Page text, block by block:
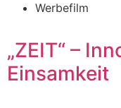
Werbefilm
„ZEIT“ –
Einsamkeit